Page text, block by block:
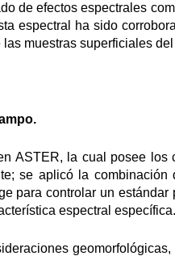
de efectos espectrales
espectral ha sido
muestras superficiales del
ASTER, la cual posee los
se aplicó la
para controlar un estándar
espectral específica.